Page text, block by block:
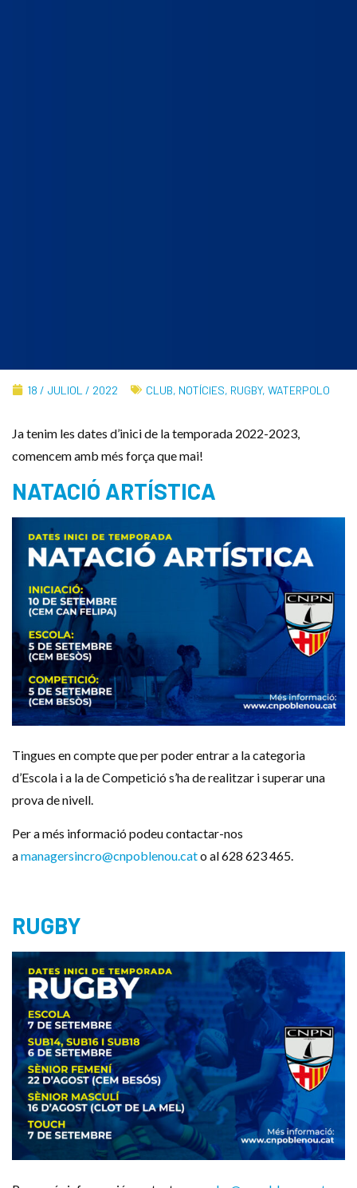
18 / JULIOL / 2022 CLUB, NOTÍCIES, RUGBY, WATERPOLO
Ja tenim les dates d’inici de la temporada 2022-2023,
comencem amb més força que mai!
NATACIÓ ARTÍSTICA
Tingues en compte que per poder entrar a la categoria
d’Escola i a la de Competició s’ha de realitzar i superar una
prova de nivell.
Per a més informació podeu contactar-nos
amanagersincro@cnpoblenou.cato al 628 623 465.
RUGBY